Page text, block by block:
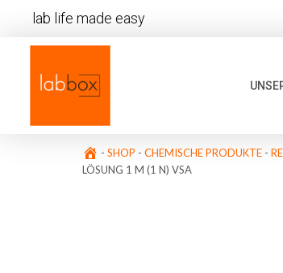
lab life made easy
- SHOP - CHEMISCHE PRODUKTE -
LÖSUNG 1 M (1 N) VSA